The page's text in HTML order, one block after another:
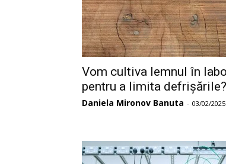
Vom cultiva lemnul în
pentru a limita
Daniela Mironov Banuta - 03/02/2025